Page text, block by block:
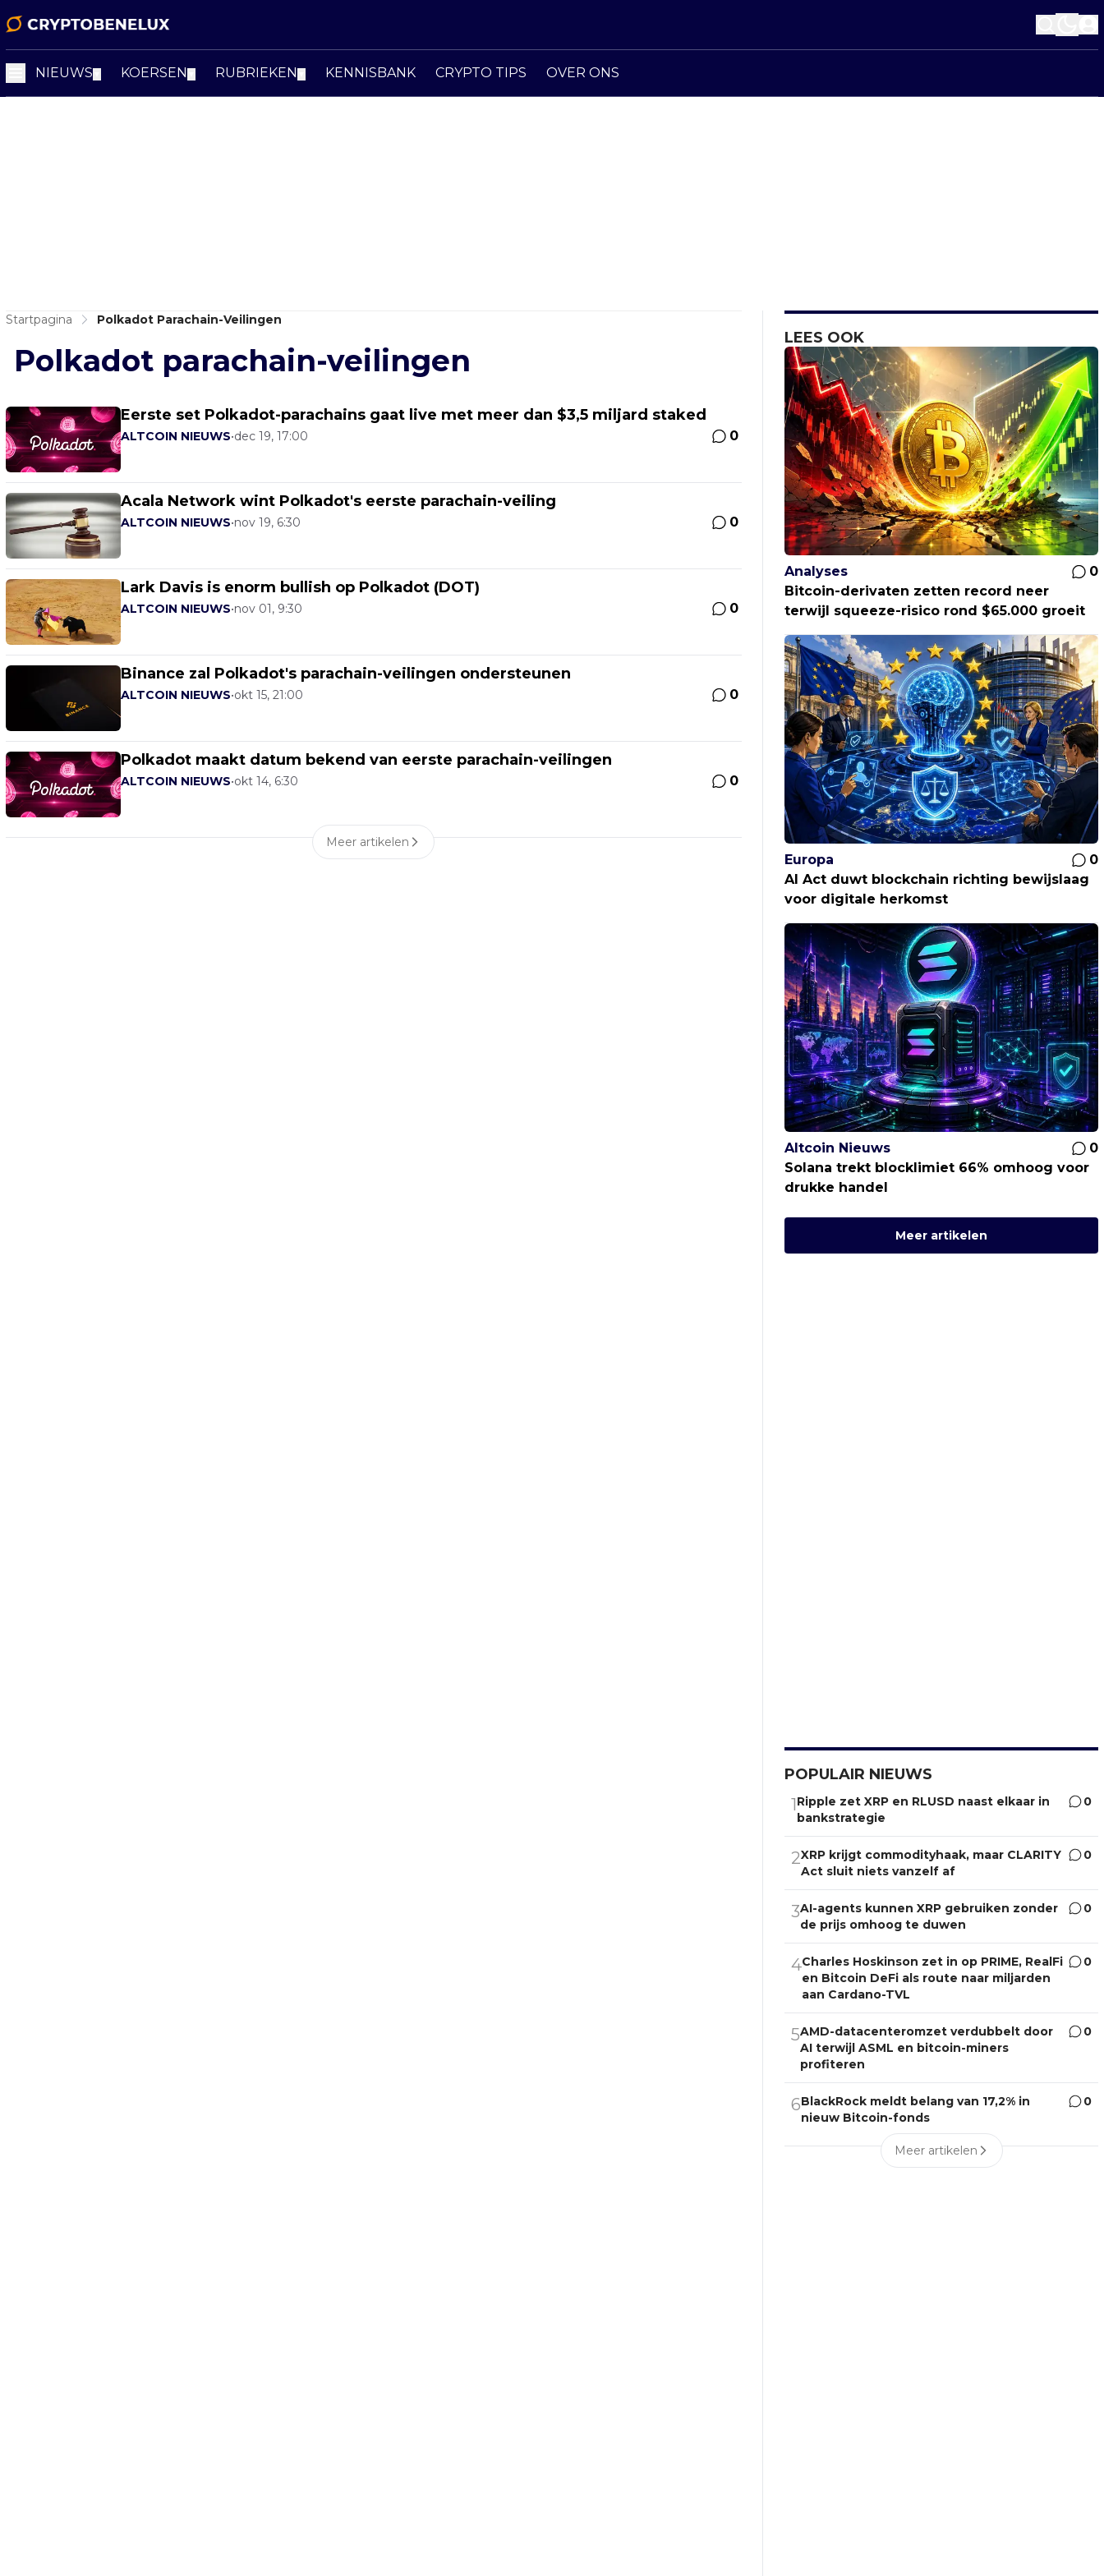
NIEUWS KOERSEN RUBRIEKEN KENNISBANK CRYPTO TIPS OVER ONS
Startpagina Polkadot Parachain-Veilingen
Polkadot parachain-veilingen
Eerste set Polkadot-parachains gaat live met meer dan $3,5 miljard staked
ALTCOIN NIEUWS•dec 19, 17:00 0
Acala Network wint Polkadot's eerste parachain-veiling
ALTCOIN NIEUWS•nov 19, 6:30 0
Lark Davis is enorm bullish op Polkadot (DOT)
ALTCOIN NIEUWS•nov 01, 9:30 0
Binance zal Polkadot's parachain-veilingen ondersteunen
ALTCOIN NIEUWS•okt 15, 21:00 0
Polkadot maakt datum bekend van eerste parachain-veilingen
ALTCOIN NIEUWS•okt 14, 6:30 0
Meer artikelen
LEES OOK
Analyses
0
Bitcoin-derivaten zetten record neer
terwijl squeeze-risico rond $65.000 groeit
Europa
0
AI Act duwt blockchain richting bewijslaag
voor digitale herkomst
Altcoin Nieuws
0
Solana trekt blocklimiet 66% omhoog voor
drukke handel
Meer artikelen
POPULAIR NIEUWS
1Ripple zet XRP en RLUSD naast elkaar in
bankstrategie
0
2XRP krijgt commodityhaak, maar CLARITY
Act sluit niets vanzelf af
0
3AI-agents kunnen XRP gebruiken zonder
de prijs omhoog te duwen
0
4Charles Hoskinson zet in op PRIME, RealFi
en Bitcoin DeFi als route naar miljarden
aan Cardano-TVL
0
5AMD-datacenteromzet verdubbelt door
AI terwijl ASML en bitcoin-miners
profiteren
0
6BlackRock meldt belang van 17,2% in
nieuw Bitcoin-fonds
0
Meer artikelen